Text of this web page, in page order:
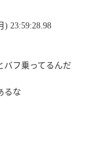
) 23:59:28.98
バフ乗ってるんだ
るな